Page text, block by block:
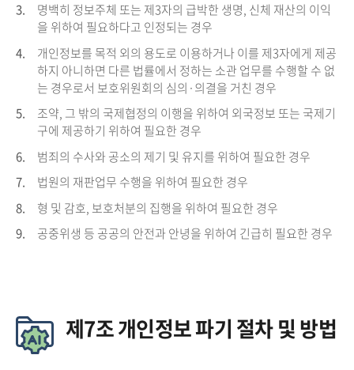
3.
명백히 정보주체 또는 제3자의 급박한 생명, 신체 재산의 이익
을 위하여 필요하다고 인정되는 경우
4.
개인정보를 목적 외의 용도로 이용하거나 이를 제3자에게 제공
하지 아니하면 다른 법률에서 정하는 소관 업무를 수행할 수 없
는 경우로서 보호위원회의 심의·의결을 거친 경우
5.
조약, 그 밖의 국제협정의 이행을 위하여 외국정보 또는 국제기
구에 제공하기 위하여 필요한 경우
6.
범죄의 수사와 공소의 제기 및 유지를 위하여 필요한 경우
7.
법원의 재판업무 수행을 위하여 필요한 경우
8.
형 및 감호, 보호처분의 집행을 위하여 필요한 경우
9.
공중위생 등 공공의 안전과 안녕을 위하여 긴급히 필요한 경우
제7조 개인정보 파기 절차 및 방법